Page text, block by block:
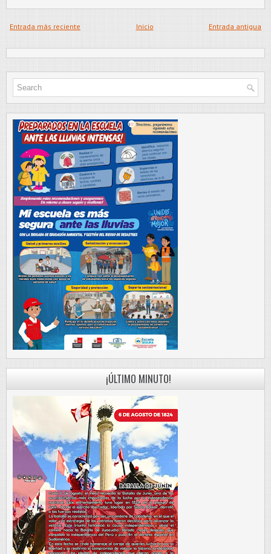
Entrada más reciente Entrada antigua
Inicio
¡ÚLTIMO MINUTO!